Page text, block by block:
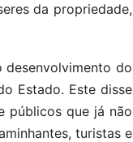
da propriedade,
desenvolvimento do
Estado. Este disse
públicos que já não
turistas e